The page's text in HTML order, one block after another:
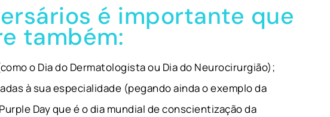
é importante que
também:
o Dia do Dermatologista ou Dia do Neurocirurgião);
à sua especialidade (pegando ainda o exemplo da
Day que é o dia mundial de conscientização da